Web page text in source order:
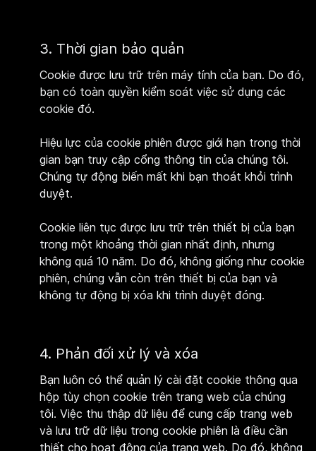
3. Thời gian bảo quản
Cookie được lưu trữ trên máy tính của bạn. Do đó,
bạn có toàn quyền kiểm soát việc sử dụng các
cookie đó.
Hiệu lực của cookie phiên được giới hạn trong thời
gian bạn truy cập cổng thông tin của chúng tôi.
Chúng tự động biến mất khi bạn thoát khỏi trình
duyệt.
Cookie liên tục được lưu trữ trên thiết bị của bạn
trong một khoảng thời gian nhất định, nhưng
không quá 10 năm. Do đó, không giống như cookie
phiên, chúng vẫn còn trên thiết bị của bạn và
không tự động bị xóa khi trình duyệt đóng.
4. Phản đối xử lý và xóa
Bạn luôn có thể quản lý cài đặt cookie thông qua
hộp tùy chọn cookie trên trang web của chúng
tôi. Việc thu thập dữ liệu để cung cấp trang web
và lưu trữ dữ liệu trong cookie phiên là điều cần
thiết cho hoạt động của trang web. Do đó, không